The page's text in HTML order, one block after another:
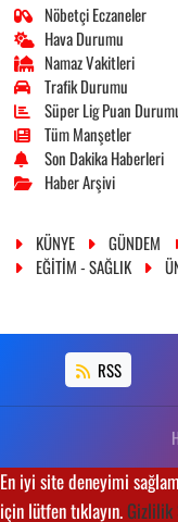
Nöbetçi Eczaneler
Hava Durumu
Namaz Vakitleri
Trafik Durumu
Süper Lig Puan
Tüm Manşetler
Son Dakika Haberleri
Haber Arşivi
KÜNYE GÜNDEM
EĞİTİM - SAĞLIK
RSS
En iyi site deneyimi
için lütfen tıklayın.Gizlilik